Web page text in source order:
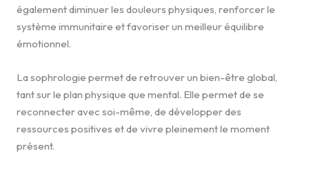
également diminuer les douleurs physiques, renforcer le
système immunitaire et favoriser un meilleur équilibre
émotionnel.
La sophrologie permet de retrouver un bien-être global,
tant sur le plan physique que mental. Elle permet de se
reconnecter avec soi-même, de développer des
ressources positives et de vivre pleinement le moment
présent.